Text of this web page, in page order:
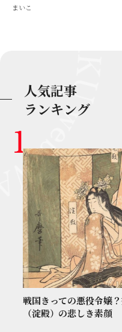
まいこ
人気記事
ランキング
戦国きっての悪役令嬢
（淀殿）の悲しき素顔